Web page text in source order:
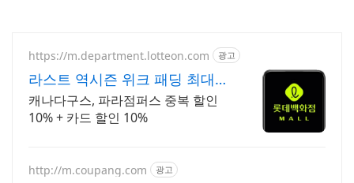
https://m.department.lotteon.com 광고
라스트 역시즌 위크 패딩 최대
74% 할인
캐나다구스, 파라점퍼스 중복 할인
10% + 카드 할인 10%
http://m.coupang.com 광고